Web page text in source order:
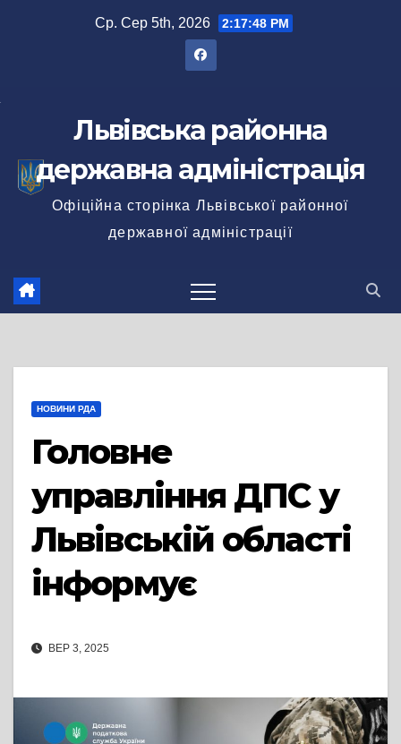
Ср. Сер 5th, 2026 2:17:48 PM
Львівська районна
державна адміністрація
Офіційна сторінка Львівської районної
державної адміністрації
НОВИНИ РДА
Головне
управління ДПС у
Львівській області
інформує
ВЕР 3, 2025